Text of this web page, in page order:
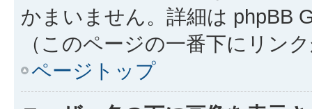
かまいません。詳細は phpBB
（このページの一番下にリン
ページトップ